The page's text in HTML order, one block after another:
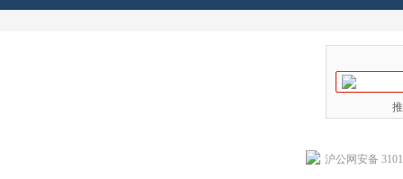
沪公网安备